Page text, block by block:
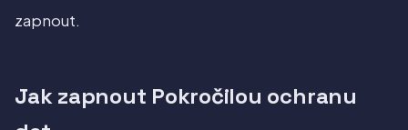
zapnout.
Jak zapnout Pokročilou ochranu